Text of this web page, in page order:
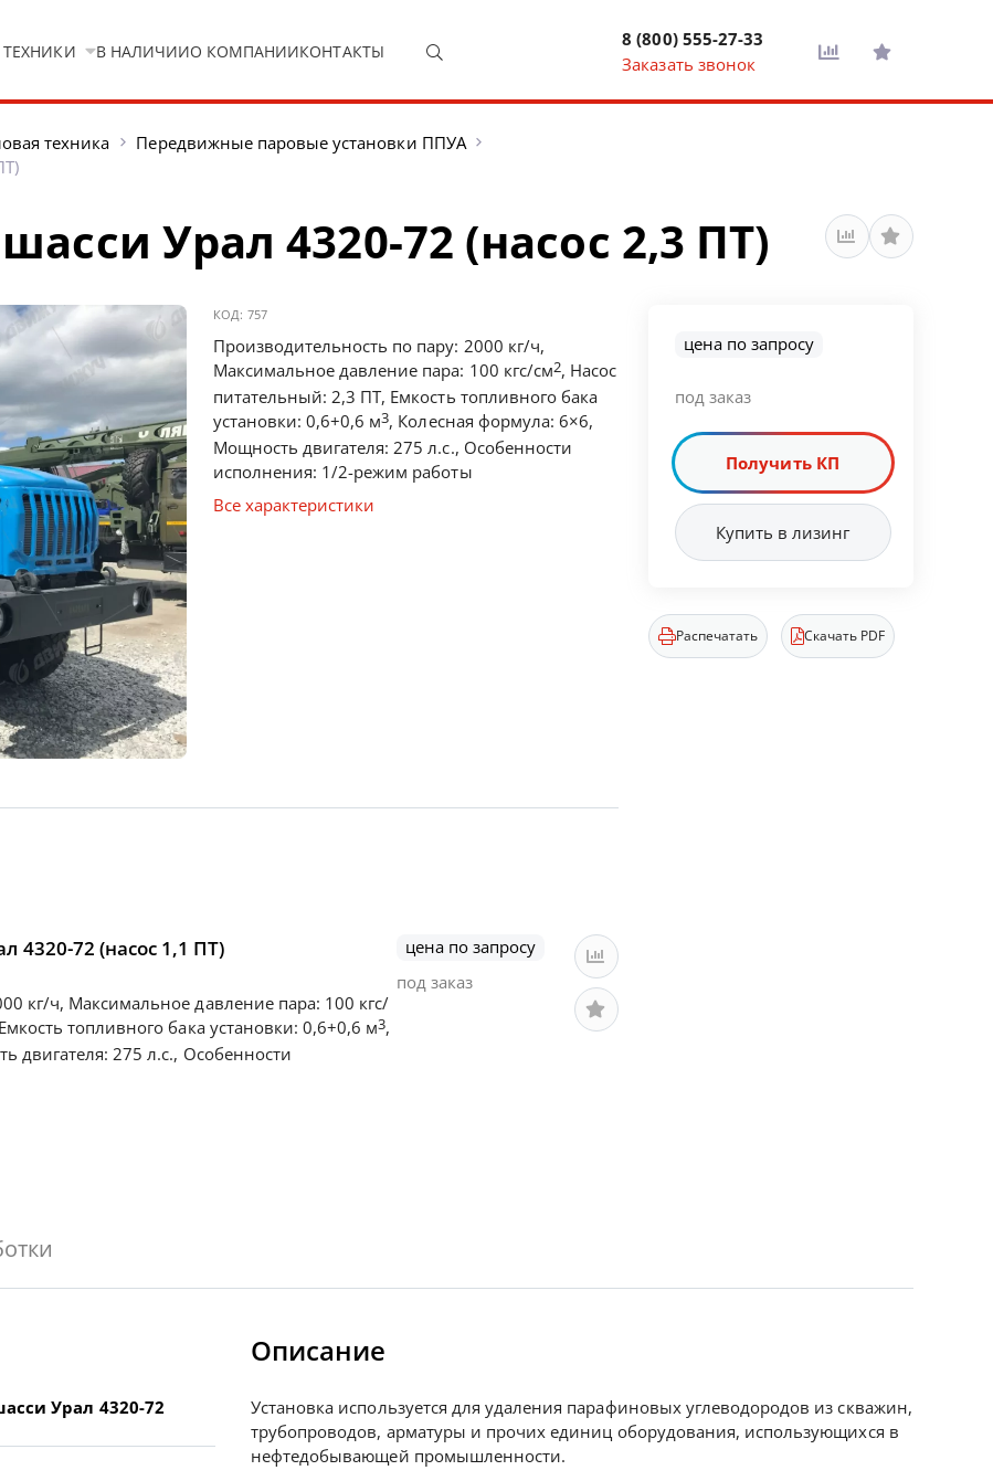
ТЕХНИКИ В НАЛИЧИИО КОМПАНИИКОНТАКТЫ
8 (800) 555-27-33
Заказать звонок
техника
Передвижные паровые установки ППУА
Урал 4320-72 (насос 2,3 ПТ)
КОД: 757
Производительность по пару: 2000 кг/ч,
Максимальное давление пара: 100 кгс/см2, Насос
питательный: 2,3 ПТ, Емкость топливного бака
установки: 0,6+0,6 м3, Колесная формула: 6×6,
Мощность двигателя: 275 л.с., Особенности
исполнения: 1/2-режим работы
Все характеристики
цена по запросу
под заказ
Получить КП
Купить в лизинг
Распечатать Скачать PDF
4320-72 (насос 1,1 ПТ)
кг/ч, Максимальное давление пара: 100 кгс/
топливного бака установки: 0,6+0,6 м3,
двигателя: 275 л.с., Особенности
цена по запросу
под заказ
Урал 4320-72
Описание
Установка используется для удаления парафиновых углеводородов из скважин,
трубопроводов, арматуры и прочих единиц оборудования, использующихся в
нефтедобывающей промышленности.